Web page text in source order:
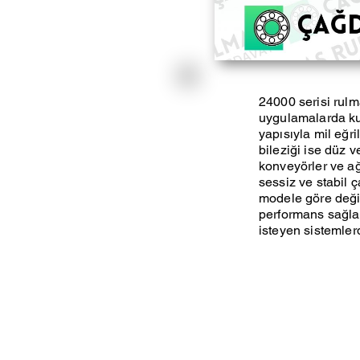
24000 serisi
uygulamalarda
yapısıyla mil
bileziği ise düz
konveyörler ve
sessiz ve stabil
modele göre
performans
isteyen